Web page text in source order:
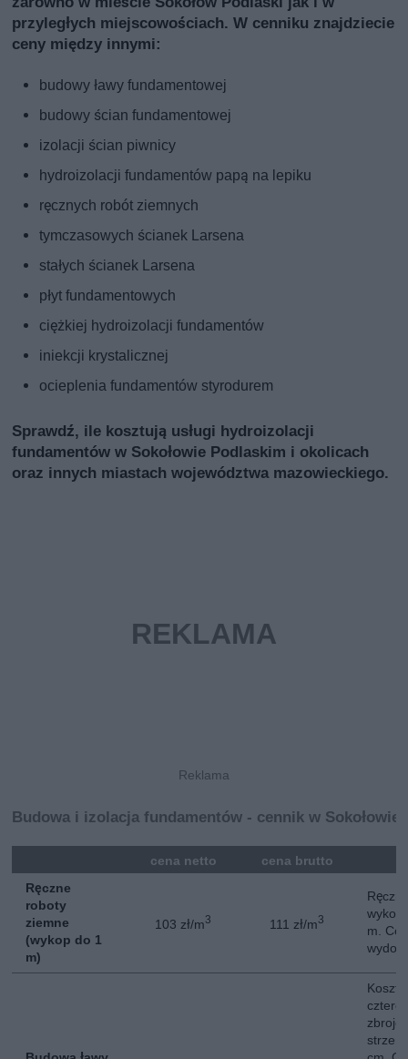
przyległych miejscowościach. W cenniku znajdziecie
ceny między innymi:
budowy ławy fundamentowej
budowy ścian fundamentowej
izolacji ścian piwnicy
hydroizolacji fundamentów papą na lepiku
ręcznych robót ziemnych
tymczasowych ścianek Larsena
stałych ścianek Larsena
płyt fundamentowych
ciężkiej hydroizolacji fundamentów
iniekcji krystalicznej
ocieplenia fundamentów styrodurem
Sprawdź, ile kosztują usługi hydroizolacji
fundamentów w Sokołowie Podlaskim i okolicach
oraz innych miastach województwa mazowieckiego.
Budowa i izolacja fundamentów - cennik w Sokołowie
cena netto cena brutto
Ręczne
roboty
ziemne
(wykop do 1
m)
103 zł/m3 111 zł/m3
m.
Koszt